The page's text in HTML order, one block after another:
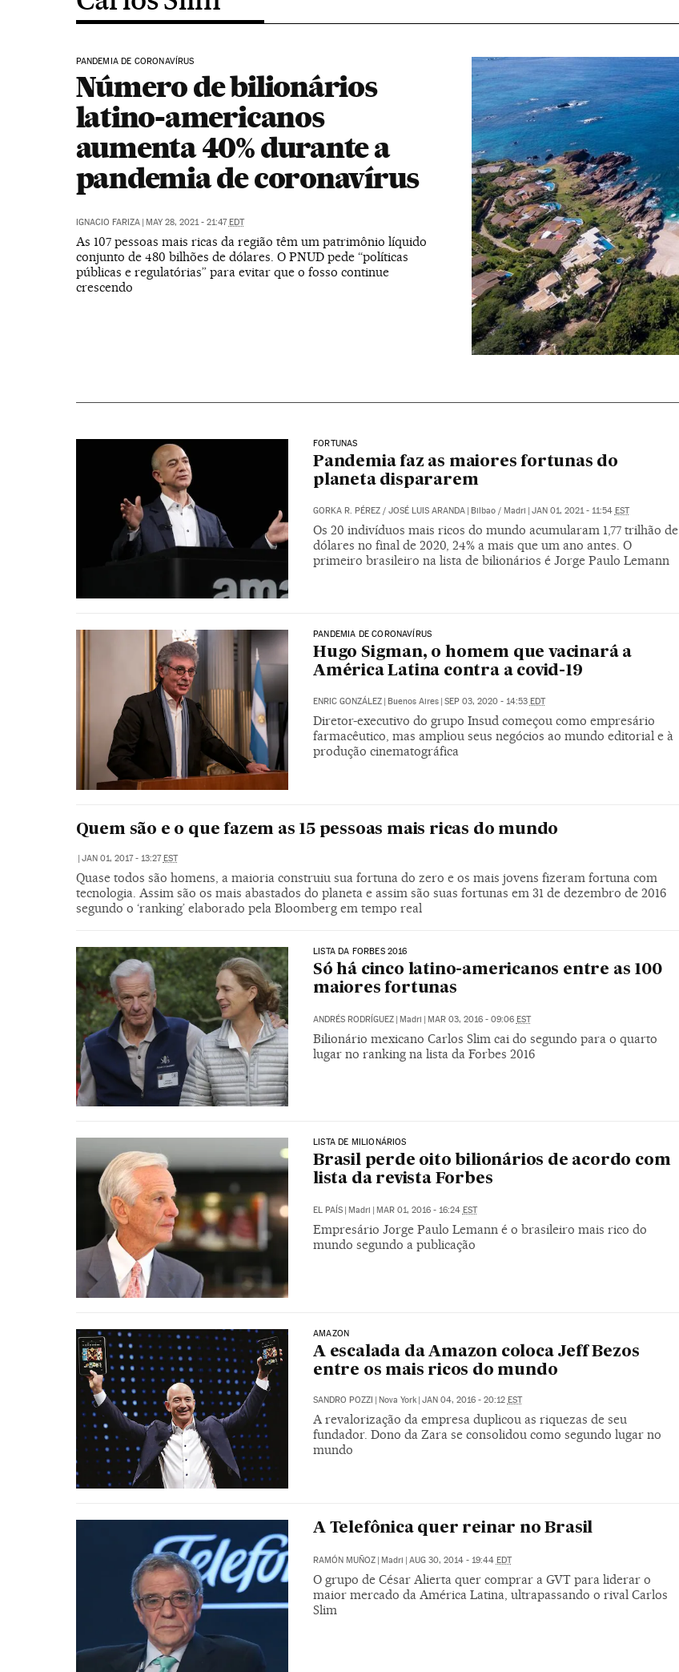
PANDEMIA DE CORONAVÍRUS
Número de bilionários
latino-americanos
aumenta 40% durante a
pandemia de coronavírus
IGNACIO FARIZA | MAY 28, 2021 - 21:47EDT
As 107 pessoas mais ricas da região têm um patrimônio líquido
conjunto de 480 bilhões de dólares. O PNUD pede “políticas
públicas e regulatórias” para evitar que o fosso continue
crescendo
FORTUNAS
Pandemia faz as maiores fortunas do
planeta dispararem
GORKA R. PÉREZ/ JOSÉ LUIS ARANDA | Bilbao / Madri | JAN 01, 2021 - 11:54 EST
Os 20 indivíduos mais ricos do mundo acumularam 1,77 trilhão de
dólares no final de 2020, 24% a mais que um ano antes. O
primeiro brasileiro na lista de bilionários é Jorge Paulo Lemann
PANDEMIA DE CORONAVÍRUS
Hugo Sigman, o homem que vacinará a
América Latina contra a covid-19
ENRIC GONZÁLEZ Buenos Aires SEP 03, 2020 - 14:53 EDT
Diretor-executivo do grupo Insud começou como empresário
farmacêutico, mas ampliou seus negócios ao mundo editorial e à
produção cinematográfica
Quem são e o que fazem as 15 pessoas mais ricas do mundo
| JAN 01, 2017 - 13:27EST
Quase todos são homens, a maioria construiu sua fortuna do zero e os mais jovens fizeram fortuna com
tecnologia. Assim são os mais abastados do planeta e assim são suas fortunas em 31 de dezembro de 2016
segundo o ‘ranking’ elaborado pela Bloomberg em tempo real
LISTA DA FORBES 2016
Só há cinco latino-americanos entre as 100
maiores fortunas
ANDRÉS RODRÍGUEZ | Madri | MAR 03, 2016 - 09:06 EST
Bilionário mexicano Carlos Slim cai do segundo para o quarto
lugar no ranking na lista da Forbes 2016
LISTA DE MILIONÁRIOS
Brasil perde oito bilionários de acordo com
lista da revista Forbes
EL PAÍS | Madri | MAR 01, 2016 - 16:24 EST
Empresário Jorge Paulo Lemann é o brasileiro mais rico do
mundo segundo a publicação
AMAZON
A escalada da Amazon coloca Jeff Bezos
entre os mais ricos do mundo
SANDRO POZZI Nova York JAN 04, 2016 - 20:12 EST
A revalorização da empresa duplicou as riquezas de seu
fundador. Dono da Zara se consolidou como segundo lugar no
mundo
A Telefônica quer reinar no Brasil
RAMÓN MUÑOZ | Madri | AUG 30, 2014 - 19:44 EDT
O grupo de César Alierta quer comprar a GVT para liderar o
maior mercado da América Latina, ultrapassando o rival Carlos
Slim